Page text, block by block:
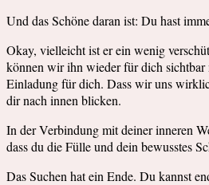
Und das Schöne daran ist: Du hast
Okay, vielleicht ist er ein wenig
können wir ihn wieder für dich sichtbar
Einladung für dich. Dass wir uns
dir nach innen blicken.
In der Verbindung mit deiner inneren
dass du die Fülle und dein bewusstes
Das Suchen hat ein Ende. Du kannst